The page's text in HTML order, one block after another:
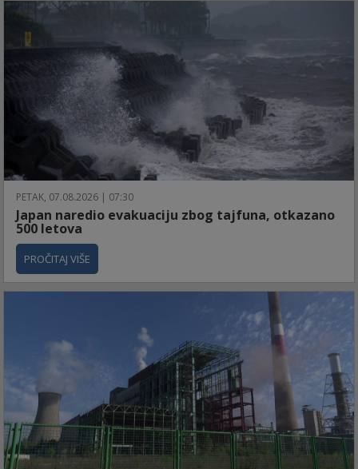
PETAK, 07.08.2026 | 07:30
Japan naredio evakuaciju zbog tajfuna, otkazano
500 letova
PROČITAJ VIŠE